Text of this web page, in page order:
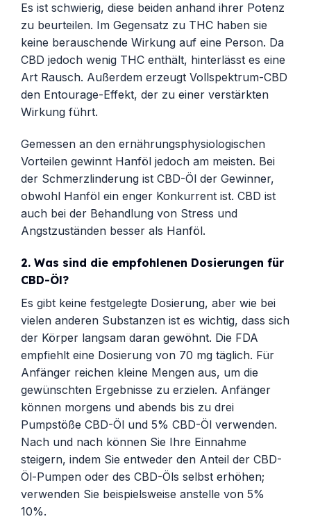
Es ist schwierig, diese beiden anhand ihrer Potenz
zu beurteilen. Im Gegensatz zu THC haben sie
keine berauschende Wirkung auf eine Person. Da
CBD jedoch wenig THC enthält, hinterlässt es eine
Art Rausch. Außerdem erzeugt Vollspektrum-CBD
den Entourage-Effekt, der zu einer verstärkten
Wirkung führt.
Gemessen an den ernährungsphysiologischen
Vorteilen gewinnt Hanföl jedoch am meisten. Bei
der Schmerzlinderung ist CBD-Öl der Gewinner,
obwohl Hanföl ein enger Konkurrent ist. CBD ist
auch bei der Behandlung von Stress und
Angstzuständen besser als Hanföl.
2. Was sind die empfohlenen Dosierungen für
CBD-Öl?
Es gibt keine festgelegte Dosierung, aber wie bei
vielen anderen Substanzen ist es wichtig, dass sich
der Körper langsam daran gewöhnt. Die FDA
empfiehlt eine Dosierung von 70 mg täglich. Für
Anfänger reichen kleine Mengen aus, um die
gewünschten Ergebnisse zu erzielen. Anfänger
können morgens und abends bis zu drei
Pumpstöße CBD-Öl und 5% CBD-Öl verwenden.
Nach und nach können Sie Ihre Einnahme
steigern, indem Sie entweder den Anteil der CBD-
Öl-Pumpen oder des CBD-Öls selbst erhöhen;
verwenden Sie beispielsweise anstelle von 5%
10%.